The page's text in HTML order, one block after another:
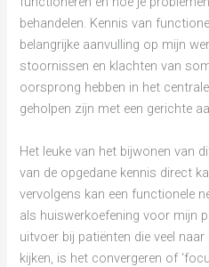
behandelen. Kennis van
belangrijke aanvulling op mijn
stoornissen en klachten van
oorsprong hebben in het
geholpen zijn met een gerichte
Het leuke van het bijwonen van
van de opgedane kennis direct
vervolgens kan een functionele
als huiswerkoefening voor mijn
uitvoer bij patiënten die veel
kijken, is het convergeren of